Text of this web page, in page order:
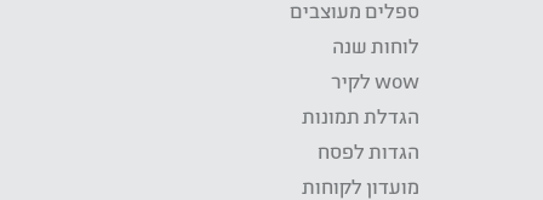
ספלים מעוצבים
לוחות שנה
wow לקיר
הגדלת תמונות
הגדות לפסח
מועדון לקוחות